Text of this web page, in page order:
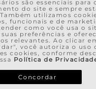
são essenciais para
do site e sempre
utilizamos
funcionais e de
como você usa o
preferências e
relevantes. Ao clicar
você autoriza o uso
cookies, conforme
Política de
Concordar